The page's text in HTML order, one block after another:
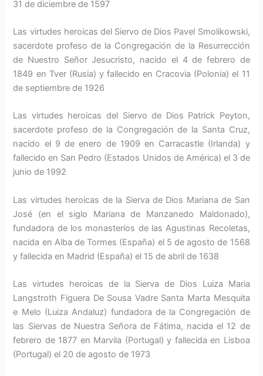
31 de diciembre de 1597
Las virtudes heroicas del Siervo de Dios Pavel Smolikowski,
sacerdote profeso de la Congregación de la Resurrección
de Nuestro Señor Jesucristo, nacido el 4 de febrero de
1849 en Tver (Rusia) y fallecido en Cracovia (Polonia) el 11
de septiembre de 1926
Las virtudes heroicas del Siervo de Dios Patrick Peyton,
sacerdote profeso de la Congregación de la Santa Cruz,
nacido el 9 de enero de 1909 en Carracastle (Irlanda) y
fallecido en San Pedro (Estados Unidos de América) el 3 de
junio de 1992
Las virtudes heroicas de la Sierva de Dios Mariana de San
José (en el siglo Mariana de Manzanedo Maldonado),
fundadora de los monasterios de las Agustinas Recoletas,
nacida en Alba de Tormes (España) el 5 de agosto de 1568
y fallecida en Madrid (España) el 15 de abril de 1638
Las virtudes heroicas de la Sierva de Dios Luiza Maria
Langstroth Figuera De Sousa Vadre Santa Marta Mesquita
e Melo (Luiza Andaluz) fundadora de la Congregación de
las Siervas de Nuestra Señora de Fátima, nacida el 12 de
febrero de 1877 en Marvila (Portugal) y fallecida en Lisboa
(Portugal) el 20 de agosto de 1973